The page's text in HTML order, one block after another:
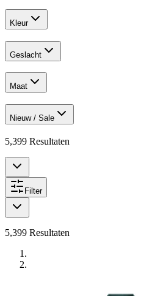
Kleur
Geslacht
Maat
Nieuw / Sale
5,399 Resultaten
Filter
5,399 Resultaten